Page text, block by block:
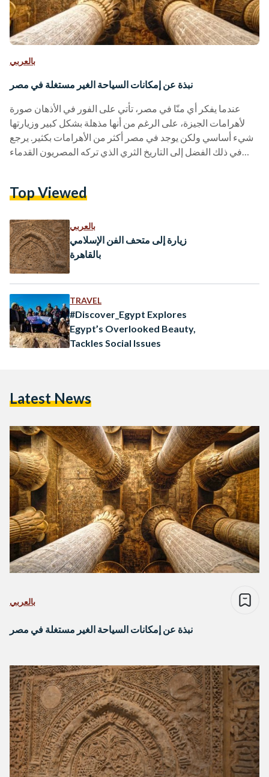
بالعربي
نبذة عن إمكانات السياحة الغير مستغلة في مصر
عندما يفكر أي منّا في مصر، تأتي على الفور في الأذهان صورة
لأهرامات الجيزة، على الرغم من أنها مذهلة بشكل كبير وزيارتها
شيء أساسي ولكن يوجد في مصر أكثر من الأهرامات بكثير. يرجع
في ذلك الفضل إلى التاريخ الثري الذي تركه المصريون القدماء
الأهرامات أو حتى المشي عبر المعابد التي صمدت عبر الزمان. ومع
Top Viewed
بالعربي
زيارة إلى متحف الفن الإسلامي
بالقاهرة
TRAVEL
#Discover_Egypt Explores
Egypt’s Overlooked Beauty,
Tackles Social Issues
Latest News
بالعربي
نبذة عن إمكانات السياحة الغير مستغلة في مصر